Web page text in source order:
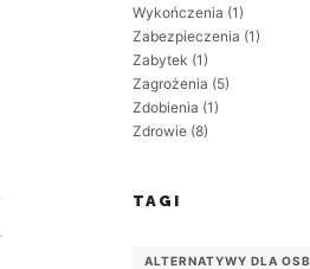
Wykończenia (1)
Zabezpieczenia (1)
Zabytek (1)
Zagrożenia (5)
Zdobienia (1)
Zdrowie (8)
TAGI
ALTERNATYWY DLA OSB